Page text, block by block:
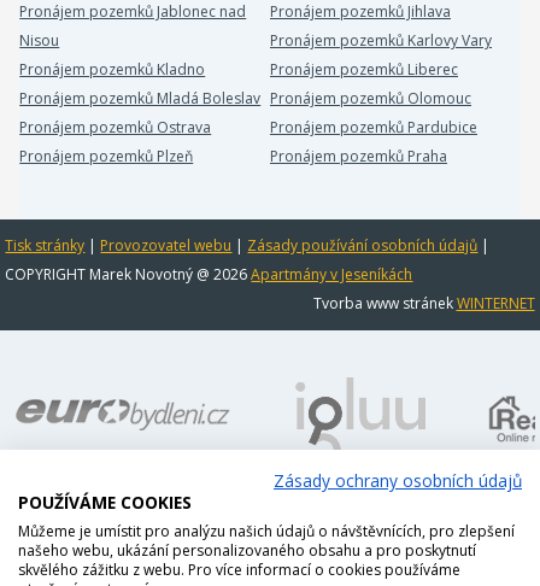
Pronájem pozemků Jablonec nad
Nisou
Pronájem pozemků Jihlava
Pronájem pozemků Karlovy Vary
Pronájem pozemků Kladno
Pronájem pozemků Liberec
Pronájem pozemků Mladá Boleslav Pronájem pozemků Olomouc
Pronájem pozemků Ostrava
Pronájem pozemků Pardubice
Pronájem pozemků Plzeň
Pronájem pozemků Praha
Tisk stránky | Provozovatel webu | Zásady používání osobních údajů |
COPYRIGHT Marek Novotný @ 2026Apartmány v Jeseníkách
Tvorba www stránekWINTERNET
Zásady ochrany osobních údajů
POUŽÍVÁME COOKIES
Můžeme je umístit pro analýzu našich údajů o návštěvnících, pro zlepšení
našeho webu, ukázání personalizovaného obsahu a pro poskytnutí
skvělého zážitku z webu. Pro více informací o cookies používáme